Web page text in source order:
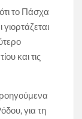
το Πάσχα
και τις
για τη